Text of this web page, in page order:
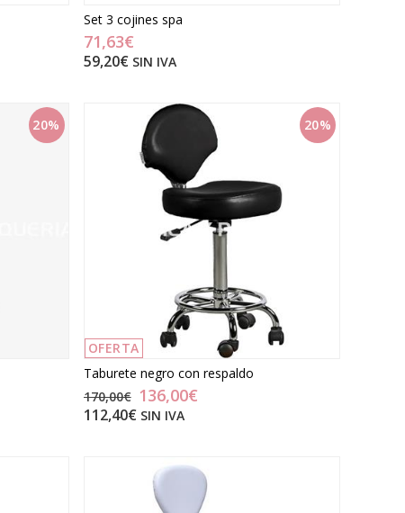
Set 3 cojines spa
71,63€
59,20€ SIN IVA
20% 20%
OFERTA
Taburete negro con respaldo
170,00€ 136,00€
112,40€ SIN IVA